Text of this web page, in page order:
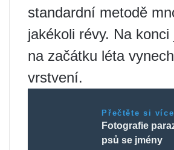
standardní metodě
jakékoli révy. Na konci
na začátku léta
vrstvení.
Přečtěte si více
Fotografie
psů se jmény